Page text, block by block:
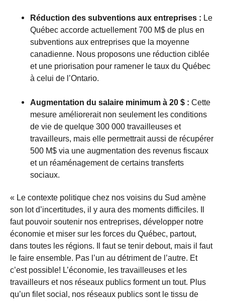
Réduction des subventions aux entreprises : Le
Québec accorde actuellement 700 M$ de plus en
subventions aux entreprises que la moyenne
canadienne. Nous proposons une réduction ciblée
et une priorisation pour ramener le taux du Québec
à celui de l’Ontario.
Augmentation du salaire minimum à 20 $ : Cette
mesure améliorerait non seulement les conditions
de vie de quelque 300 000 travailleuses et
travailleurs, mais elle permettrait aussi de récupérer
500 M$ via une augmentation des revenus fiscaux
et un réaménagement de certains transferts
sociaux.
« Le contexte politique chez nos voisins du Sud amène
son lot d’incertitudes, il y aura des moments difficiles. Il
faut pouvoir soutenir nos entreprises, développer notre
économie et miser sur les forces du Québec, partout,
dans toutes les régions. Il faut se tenir debout, mais il faut
le faire ensemble. Pas l’un au détriment de l’autre. Et
c’est possible! L’économie, les travailleuses et les
travailleurs et nos réseaux publics forment un tout. Plus
qu’un filet social, nos réseaux publics sont le tissu de